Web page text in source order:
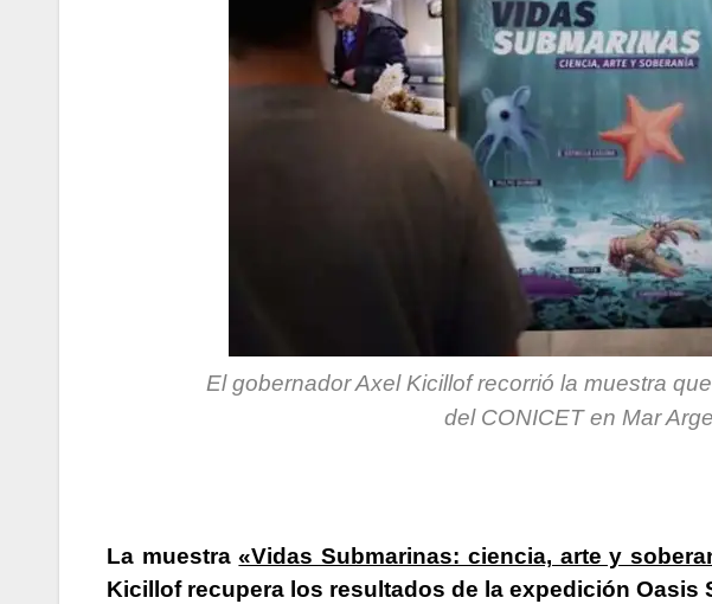
El gobernador Axel Kicillof recorrió la muestra
del CONICET en Mar
La muestra«Vidas Submarinas: ciencia, arte y
Kicillof recupera los resultados de la expedición Oasis